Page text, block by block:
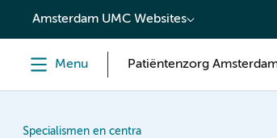
content
Amsterdam UMC Websites
Menu Patiëntenzorg
Specialismen en centra